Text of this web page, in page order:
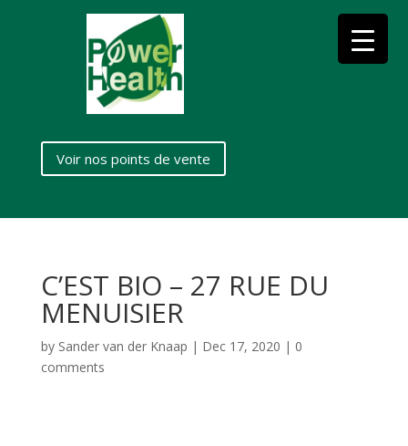
Voir nos points de vente
C’EST BIO – 27 RUE DU
MENUISIER
by Sander van der Knaap | Dec 17, 2020 | 0
comments